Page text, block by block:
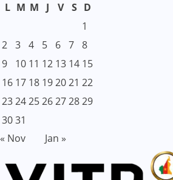
L M M J V S D
1
2 3 4 5 6 7 8
9
10 11 12 13 14 15
16 17 18 192021 22
23242526272829
3031
« Nov
Jan »